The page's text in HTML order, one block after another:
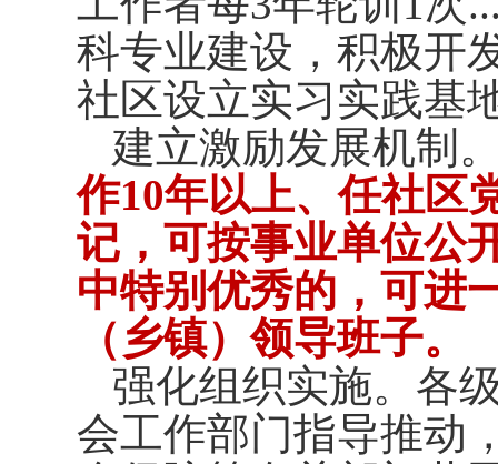
科专业建设，积极开
社区设立实习实践基
建立激励发展机制
作10年以上、任社区
记，可按事业单位公
中特别优秀的，可进
（乡镇）领导班子。
强化组织实施。各
会工作部门指导推动